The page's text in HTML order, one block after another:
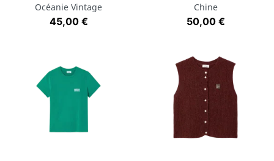
Océanie Vintage
Prix
45,00 €
Chine
Prix
50,00 €